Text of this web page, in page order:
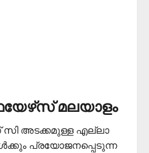
മലയാളം
സി അടക്കമുള്ള എല്ലാ
പ്രയോജനപ്പെടുന്ന